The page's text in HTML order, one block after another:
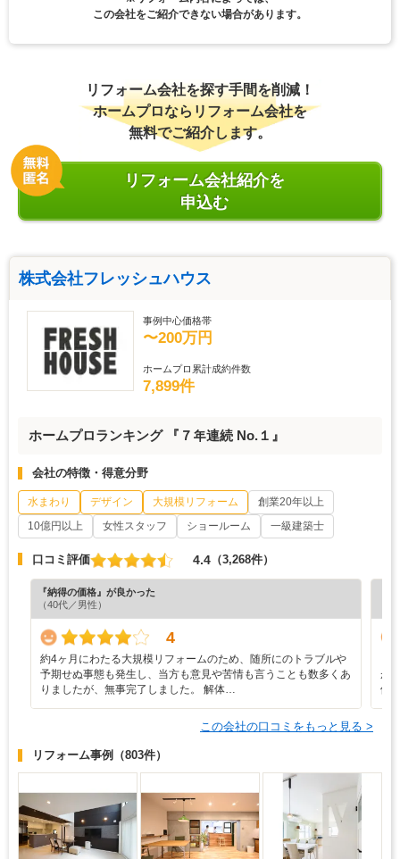
この会社をご紹介できない場合があります。
リフォーム会社を探す手間を削減！
ホームプロならリフォーム会社を
無料でご紹介します。
リフォーム会社紹介を
申込む
株式会社フレッシュハウス
事例中心価格帯
〜200万円
ホームプロ累計成約件数
7,899件
ホームプロランキング 『７年連続 No.１』
会社の特徴・得意分野
水まわり デザイン 大規模リフォーム
創業20年以上
10億円以上
女性スタッフ ショールーム 一級建築士
口コミ評価 4.4 （3,268件）
『納得の価格』が良かった
（40代／男性）
4
約4ヶ月にわたる大規模リフォームのため、随所にのトラブルや
予期せぬ事態も発生し、当方も意見や苦情も言うことも数多くあ
りましたが、無事完了しました。 解体…
が
価
この会社の口コミをもっと見る >
リフォーム事例 （803件）